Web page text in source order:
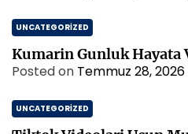
UNCATEGORIZED
Kumarin Gunluk Hayata
Posted on Temmuz 28, 2026
UNCATEGORIZED